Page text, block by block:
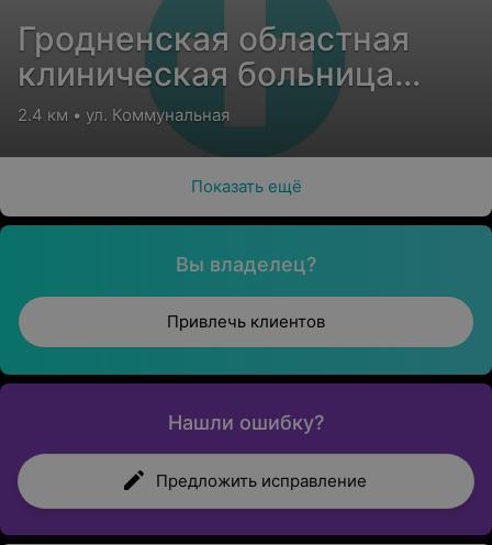
Гродненская областная
клиническая больница
медицинской
реабилитации
2.4 км • ул. Коммунальная
Показать ещё
Вы владелец?
Привлечь клиентов
Нашли ошибку?
Предложить исправление